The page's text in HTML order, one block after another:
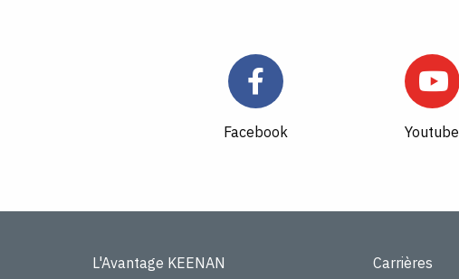
Facebook Youtube
L'Avantage KEENAN Carrières